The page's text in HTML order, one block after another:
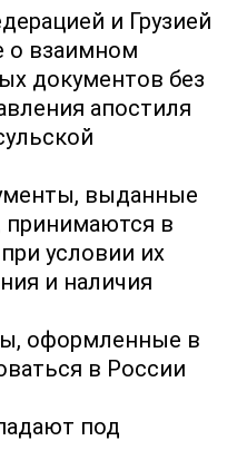
и Грузией
о взаимном
документов без
апостиля
выданные
принимаются в
условии их
и наличия
оформленные в
в России
под